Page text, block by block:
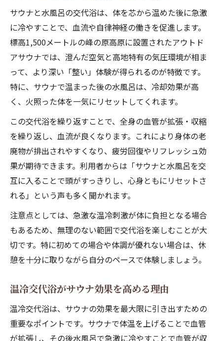
サウナと水風呂の交代浴は、体を芯から温めた後に急激
に冷やすことで、血流や自律神経の働きを促進します。
標高1,500メートルの峰の原高原に設置されたアウトド
アサウナでは、澄んだ空気と高地特有の気圧環境が相ま
って、より深い「整い」体験が得られるのが特徴です。
特に、サウナで温まった後の水風呂は、冷却効果が高
く、火照った体を一気にリセットしてくれます。
この交代浴を繰り返すことで、全身の血管が拡張・収縮
を繰り返し、血流が良くなります。これにより身体の老
廃物が排出されやすくなり、疲労回復やリフレッシュ効
果が期待できます。利用者からは「サウナと水風呂を交
互に入ることで頭がすっきりし、心身ともにリセットさ
れる」という声も多く聞かれます。
注意点としては、急激な温冷刺激が体に負担となる場合
もあるため、無理のない範囲で交代浴を楽しむことが大
切です。特に初めての場合や体調が優れない場合は、休
憩を十分に取りながら自分のペースで体験しましょう。
温冷交代浴がサウナ効果を高める理由
温冷交代浴は、サウナの効果を最大限に引き出すための
重要なポイントです。サウナで体温を上げることで血管
が拡張し、その後水風呂で急激に冷やすことで血管が収